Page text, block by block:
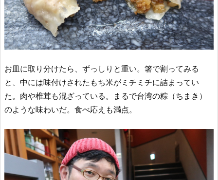
お皿に取り分けたら、ずっしりと重い。箸で割ってみる
と、中には味付けされたもち米がミチミチに詰まってい
た。肉や椎茸も混ざっている。まるで台湾の粽（ちまき）
のような味わいだ。食べ応えも満点。